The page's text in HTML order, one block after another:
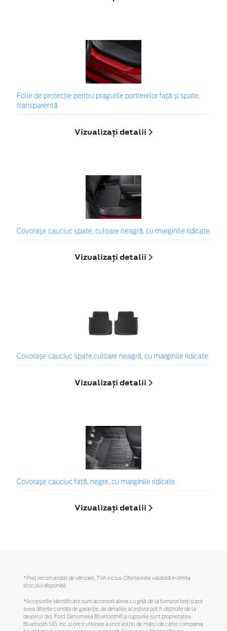
Folie de protecție pentru pragurile portierelor față și spate,
transparentă
Vizualizați detalii
Covoraşe cauciuc spate, culoare neagră, cu marginile ridicate
Vizualizați detalii
Covoraşe cauciuc spate,culoare neagră, cu marginile ridicate
Vizualizați detalii
Covoraşe cauciuc față, negre, cu marginile ridicate
Vizualizați detalii
*Preţ recomandat de vânzare, TVA inclus. Oferta este valabilă în limita
stocului disponibil.
*Accesoriile identificate sunt accesorii alese cu grijă de la furnizori terți și pot
avea diferite condiții de garanție, iar detaliile acestora pot fi obținute de la
dealerul dvs. Ford. Denumirea Bluetooth® și logourile sunt proprietatea
Bluetooth SIG, Inc. și orice utilizare a unor astfel de mărci de către compania